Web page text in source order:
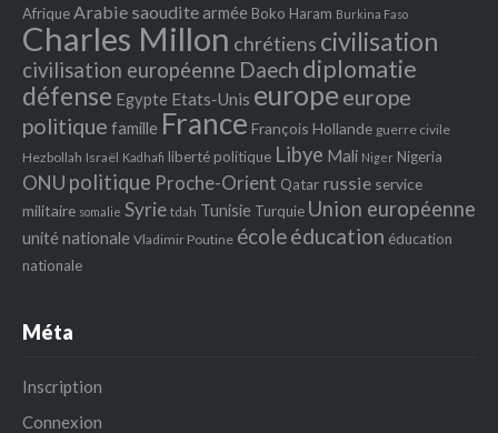
AfriqueArabie saoudite armée Boko Haram Burkina Faso
Charles Millon chrétiens civilisation
civilisation européenne Daech diplomatie
défense Egypte Etats‐Unis europeeurope
politique famille France François Hollande guerre civile
Hezbollah Israël Kadhafi liberté politique Libye Mali Niger Nigeria
ONU politique Proche-Orient Qatar russie service
militaire somalie Syrie tdah Tunisie Turquie Union européenne
unité nationale Vladimir Poutine écoleéducation éducation
nationale
Méta
Inscription
Connexion